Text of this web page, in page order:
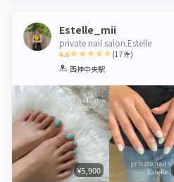
Estelle_mii
private nail salon.Estelle
4.6
1 2 3 4 5
(17件)
西神中央駅
¥5,900